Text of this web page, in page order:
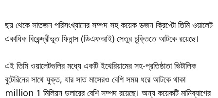
ছয় থেকে সাতজন পরিসংখ্যানের সম্পদ সহ কয়েক ডজন ক্রিপ্টো তিমি ওয়ালেট
একাধিক বিকেন্দ্রীভূত ফিনান্স (ডিএফআই) সেতুর চুক্তিতে আটকে রয়েছে।
এই তিমি ওয়ালেটগুলির মধ্যে একটি ইথেরিয়ামের সহ-প্রতিষ্ঠাতা ভিটালিক
বুটেরিনের সাথে যুক্ত, যার সাত মাসেরও বেশি সময় ধরে আটকে থাকা
million 1 মিলিয়ন ডলারের বেশি সম্পদ রয়েছে। অন্য কয়েকটি মানিব্যাগের